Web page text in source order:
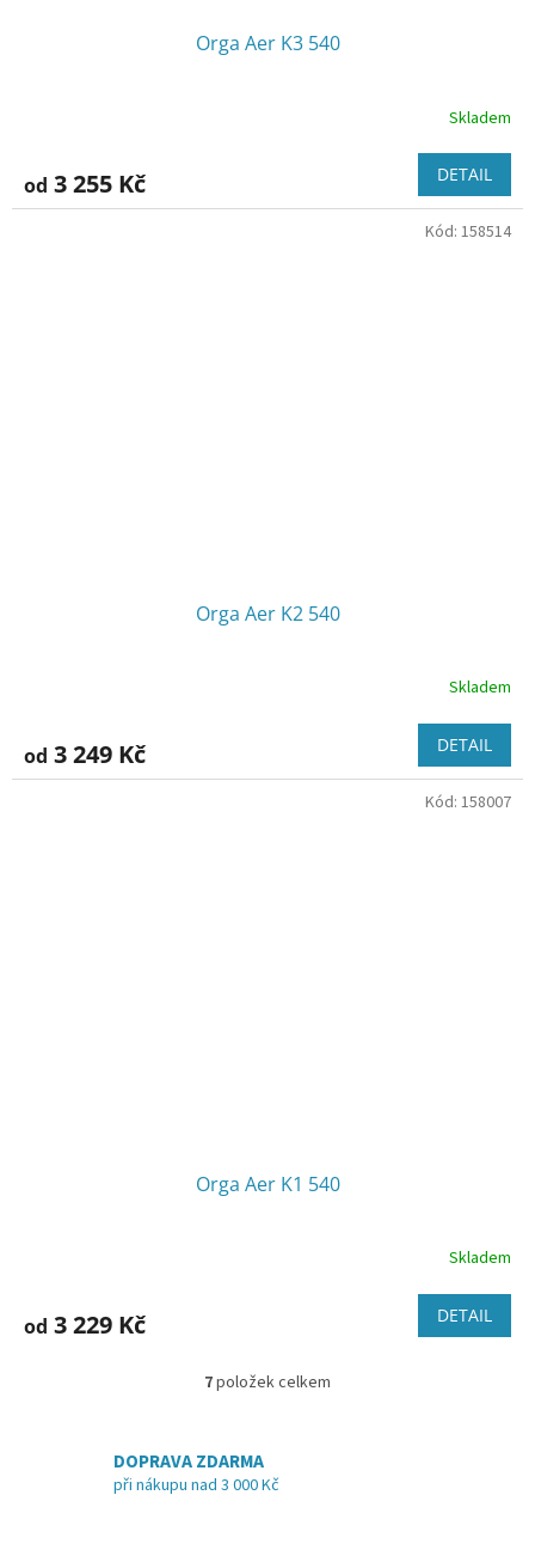
Orga Aer K3 540
Skladem
od 3 255 Kč DETAIL
Orga Aer K2 540
Skladem
od 3 249 Kč DETAIL
Kód: 158514
Orga Aer K1 540
Skladem
od 3 229 Kč DETAIL
Kód: 158007
O
d
7položek celkem
DOPRAVA ZDARMA
při nákupu nad 3 000 Kč